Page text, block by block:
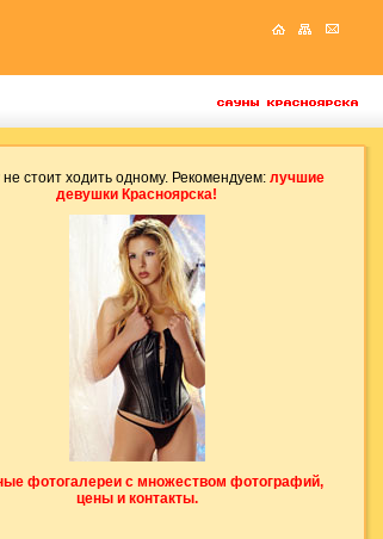
не стоит ходить одному. Рекомендуем: лучшие
девушки Красноярска!
фотогалереи с множеством фотографий,
цены и контакты.